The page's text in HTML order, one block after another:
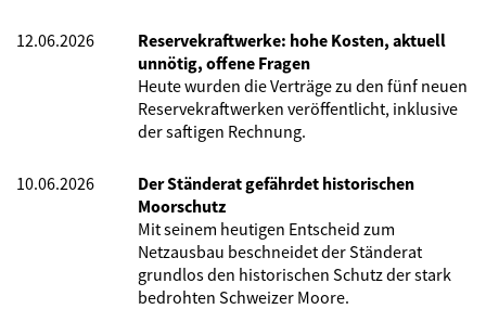
12.06.2026
Reservekraftwerke: hohe Kosten, aktuell
unnötig, offene Fragen
Heute wurden die Verträge zu den fünf neuen
Reservekraftwerken veröffentlicht, inklusive
der saftigen Rechnung.
10.06.2026
Der Ständerat gefährdet historischen
Moorschutz
Mit seinem heutigen Entscheid zum
Netzausbau beschneidet der Ständerat
grundlos den historischen Schutz der stark
bedrohten Schweizer Moore.